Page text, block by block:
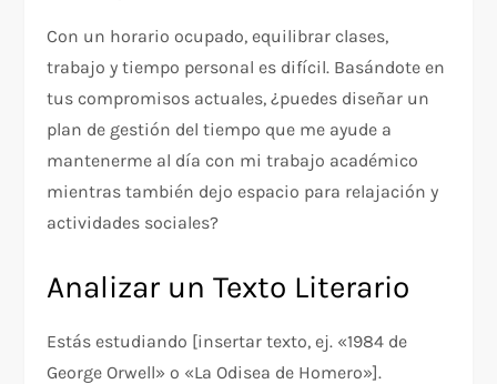
Con un horario ocupado, equilibrar clases,
trabajo y tiempo personal es difícil. Basándote en
tus compromisos actuales, ¿puedes diseñar un
plan de gestión del tiempo que me ayude a
mantenerme al día con mi trabajo académico
mientras también dejo espacio para relajación y
actividades sociales?
Analizar un Texto Literario
Estás estudiando [insertar texto, ej. «1984 de
George Orwell» o «La Odisea de Homero»].